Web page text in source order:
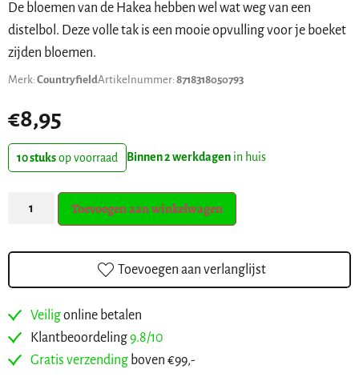
De bloemen van de Hakea hebben wel wat weg van een
distelbol. Deze volle tak is een mooie opvulling voor je boeket
zijden bloemen.
Merk: CountryfieldArtikelnummer: 8718318050793
€8,95
10 stuksop voorraad Binnen 2 werkdagen in huis
Toevoegen aan winkelwagen
Toevoegen aan verlanglijst
Veiligonline betalen
Klantbeoordeling9.8/10
Gratis verzendingboven €99,-